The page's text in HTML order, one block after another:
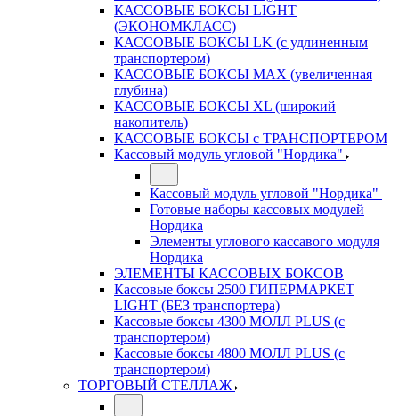
КАССОВЫЕ БОКСЫ LIGHT
(ЭКОНОМКЛАСС)
КАССОВЫЕ БОКСЫ LK (с удлиненным
транспортером)
КАССОВЫЕ БОКСЫ MAX (увеличенная
глубина)
КАССОВЫЕ БОКСЫ XL (широкий
накопитель)
КАССОВЫЕ БОКСЫ с ТРАНСПОРТЕРОМ
Кассовый модуль угловой "Нордика"
Кассовый модуль угловой "Нордика"
Готовые наборы кассовых модулей
Нордика
Элементы углового кассавого модуля
Нордика
ЭЛЕМЕНТЫ КАССОВЫХ БОКСОВ
Кассовые боксы 2500 ГИПЕРМАРКЕТ
LIGHT (БЕЗ транспортера)
Кассовые боксы 4300 МОЛЛ PLUS (с
транспортером)
Кассовые боксы 4800 МОЛЛ PLUS (с
транспортером)
ТОРГОВЫЙ СТЕЛЛАЖ